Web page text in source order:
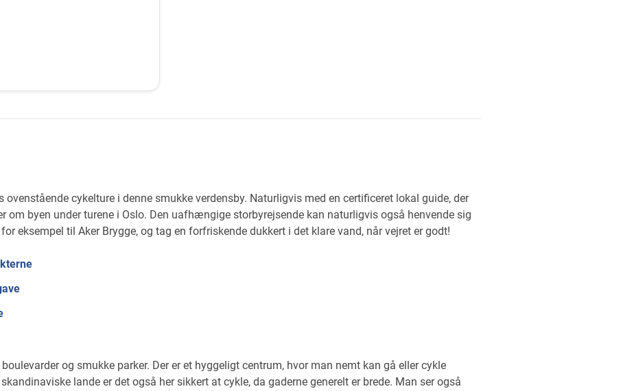
ovenstående cykelture i denne smukke verdensby. Naturligvis med en certificeret lokal guide, der
om byen under turene i Oslo. Den uafhængige storbyrejsende kan naturligvis også henvende sig
eksempel til Aker Brygge, og tag en forfriskende dukkert i det klare vand, når vejret er godt!
og smukke parker. Der er et hyggeligt centrum, hvor man nemt kan gå eller cykle
lande er det også her sikkert at cykle, da gaderne generelt er brede. Man ser også